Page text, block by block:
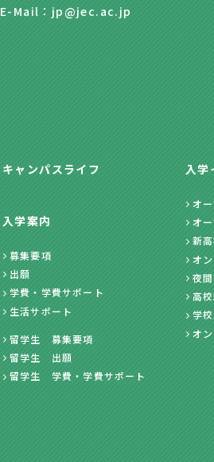
E-Mail：jp@jec.ac.jp
キャンパスライフ
入学案内
募集要項
出願
学費・学費サポート
生活サポート
留学生 募集要項
留学生 出願
留学生 学費・学費サポート
入学
オ
オ
新
オ
夜
高
学
オ